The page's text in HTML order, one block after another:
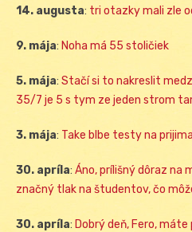
14. augusta: tri otazky mali zle
9. mája: Noha má 55 stoličiek
5. mája: Stačí si to nakreslit
35/7 je 5 s tym ze jeden strom
3. mája: Take blbe testy na
30. apríla: Áno, prílišný dôraz na
značný tlak na študentov, čo
30. apríla: Dobrý deň, Fero,